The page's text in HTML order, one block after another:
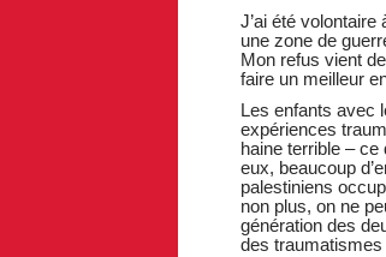
J’ai été
une zone de
Mon refus vient
faire un meilleur
Les enfants avec
expériences
haine terrible –
eux, beaucoup
palestiniens
non plus, on ne
génération des
des traumatismes